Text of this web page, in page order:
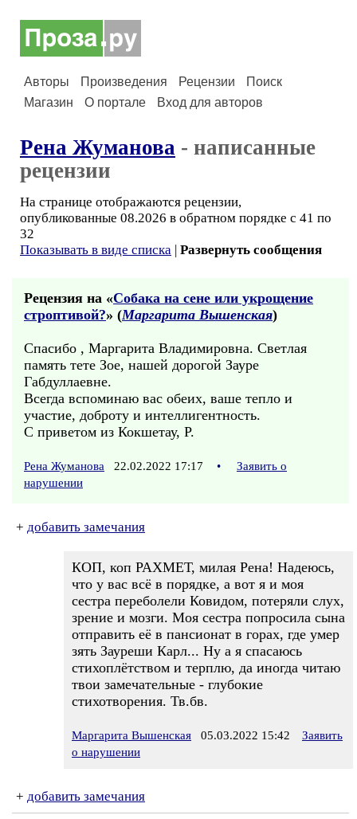
Авторы Произведения Рецензии
Поиск
Магазин
О портале Вход для авторов
Рена Жуманова - написанные
рецензии
На странице отображаются рецензии,
опубликованные 08.2026 в обратном порядке с 41 по
32
Показывать в виде списка | Развернуть сообщения
Рецензия на «Собака на сене или укрощение
строптивой?» (Маргарита Вышенская)
Спасибо , Маргарита Владимировна. Светлая
память тете Зое, нашей дорогой Зауре
Габдуллаевне.
Всегда вспоминаю вас обеих, ваше тепло и
участие, доброту и интеллигентность.
С приветом из Кокшетау, Р.
Рена Жуманова 22.02.2022 17:17 •
Заявить о
нарушении
+ добавить замечания
КОП, коп РАХМЕТ, милая Рена! Надеюсь,
что у вас всё в порядке, а вот я и моя
сестра переболели Ковидом, потеряли слух,
зрение и мозги. Моя сестра попросила сына
отправить её в пансионат в горах, где умер
зять Зауреши Карл... Ну а я спасаюсь
стихоплётством и терплю, да иногда читаю
твои замечательные - глубокие
стихотворения. Тв.бв.
Маргарита Вышенская 05.03.2022 15:42
Заявить
о нарушении
+ добавить замечания